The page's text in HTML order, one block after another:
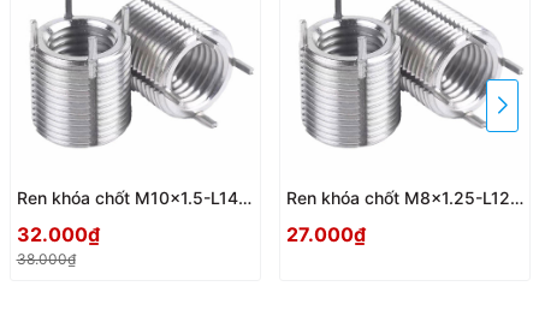
Ren khóa chốt M10x1.5-L14-
32.000₫
38.000₫
Ren khóa chốt M8x1.25-L12-
27.000₫